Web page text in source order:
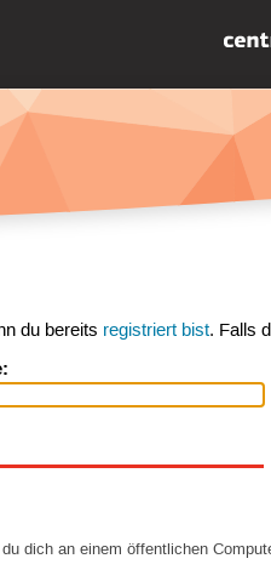
du bereits registriert bist. Falls
dich an einem öffentlichen